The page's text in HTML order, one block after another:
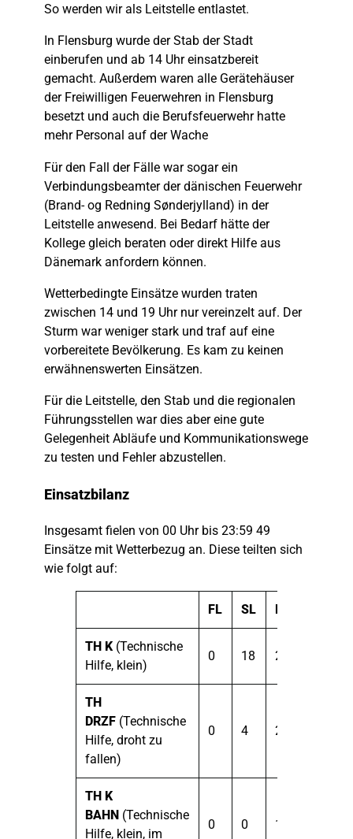
So werden wir als Leitstelle entlastet.
In Flensburg wurde der Stab der Stadt
einberufen und ab 14 Uhr einsatzbereit
gemacht. Außerdem waren alle Gerätehäuser
der Freiwilligen Feuerwehren in Flensburg
besetzt und auch die Berufsfeuerwehr hatte
mehr Personal auf der Wache
Für den Fall der Fälle war sogar ein
Verbindungsbeamter der dänischen Feuerwehr
(Brand- og Redning Sønderjylland) in der
Leitstelle anwesend. Bei Bedarf hätte der
Kollege gleich beraten oder direkt Hilfe aus
Dänemark anfordern können.
Wetterbedingte Einsätze wurden traten
zwischen 14 und 19 Uhr nur vereinzelt auf. Der
Sturm war weniger stark und traf auf eine
vorbereitete Bevölkerung. Es kam zu keinen
erwähnenswerten Einsätzen.
Für die Leitstelle, den Stab und die regionalen
Führungsstellen war dies aber eine gute
Gelegenheit Abläufe und Kommunikationswege
zu testen und Fehler abzustellen.
Einsatzbilanz
Insgesamt fielen von 00 Uhr bis 23:59 49
Einsätze mit Wetterbezug an. Diese teilten sich
wie folgt auf:
FL SL
TH K(Technische
Hilfe, klein)
0 18 24
TH
DRZF (Technische
Hilfe, droht zu
fallen)
0 4 2
TH K
BAHN (Technische
Hilfe, klein, im
0 0 1